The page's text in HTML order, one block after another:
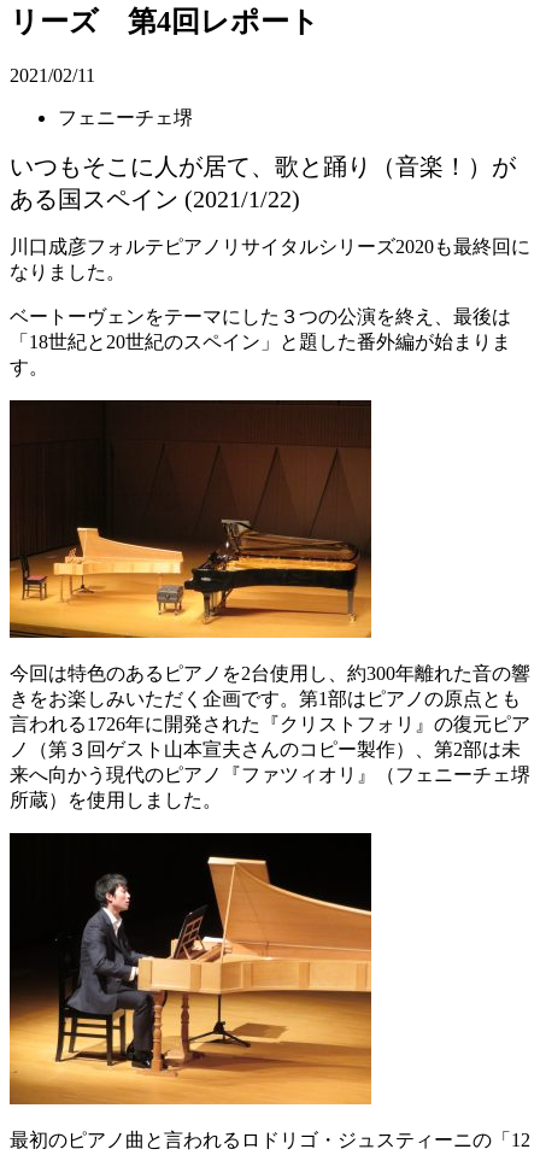
リーズ 第4回レポート
2021/02/11
フェニーチェ堺
いつもそこに人が居て、歌と踊り（音楽！）が
ある国スペイン (2021/1/22)
川口成彦フォルテピアノリサイタルシリーズ2020も最終回に
なりました。
ベートーヴェンをテーマにした３つの公演を終え、最後は
「 18世紀と 20世紀のスペイン」と題した番外編が始まりま
す。
今回は特色のあるピアノを2台使用し、約300年離れた音の響
きをお楽しみいただく企画です。第1部はピアノの原点とも
言われる1726年に開発された『クリストフォリ』の復元ピア
ノ（第３回ゲスト山本宣夫さんのコピー製作）、第2部は未
来へ向かう現代のピアノ『ファツィオリ』（フェニーチェ堺
所蔵）を使用しました。
最初のピアノ曲と言われるロドリゴ・ジュスティーニの「 12